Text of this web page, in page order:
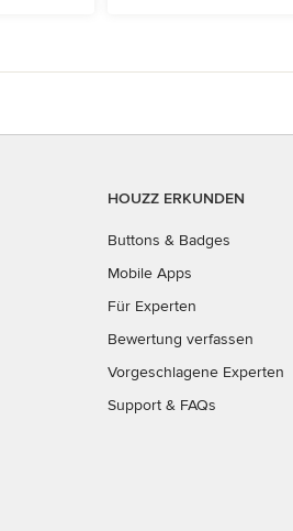
HOUZZ ERKUNDEN
Buttons & Badges
Mobile Apps
Für Experten
Bewertung verfassen
Vorgeschlagene Experten
Support & FAQs